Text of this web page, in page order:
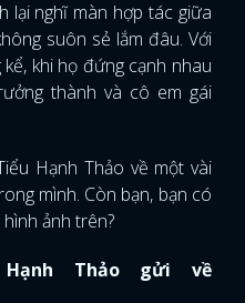
GOOGLE
lại nghĩ màn hợp tác giữa
suôn sẻ lắm đâu. Với
khi họ đứng cạnh nhau
thành và cô em gái
Hạnh Thảo về một vài
mình. Còn bạn, bạn có
ảnh trên?
Thảo gửi về